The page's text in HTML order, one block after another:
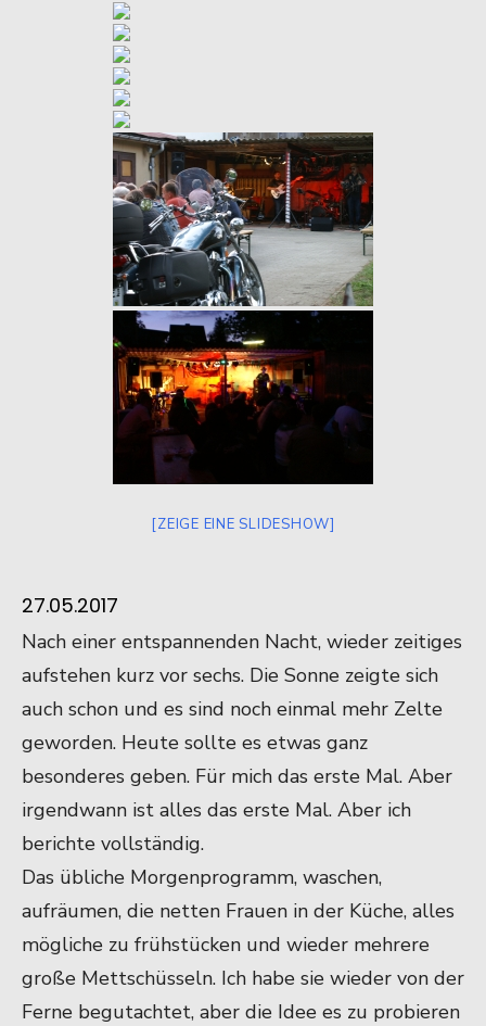
[ZEIGE EINE SLIDESHOW]
27.05.2017
Nach einer entspannenden Nacht, wieder zeitiges
aufstehen kurz vor sechs. Die Sonne zeigte sich
auch schon und es sind noch einmal mehr Zelte
geworden. Heute sollte es etwas ganz
besonderes geben. Für mich das erste Mal. Aber
irgendwann ist alles das erste Mal. Aber ich
berichte vollständig.
Das übliche Morgenprogramm, waschen,
aufräumen, die netten Frauen in der Küche, alles
mögliche zu frühstücken und wieder mehrere
große Mettschüsseln. Ich habe sie wieder von der
Ferne begutachtet, aber die Idee es zu probieren